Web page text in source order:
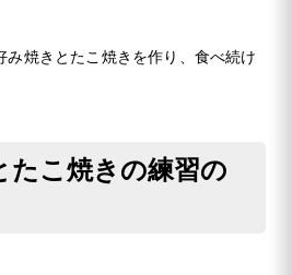
み焼きとたこ焼きを作り、食べ続け
たこ焼きの練習の